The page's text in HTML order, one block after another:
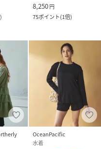
)
8,250円
75ポイント(1倍)
OceanPacific
水着